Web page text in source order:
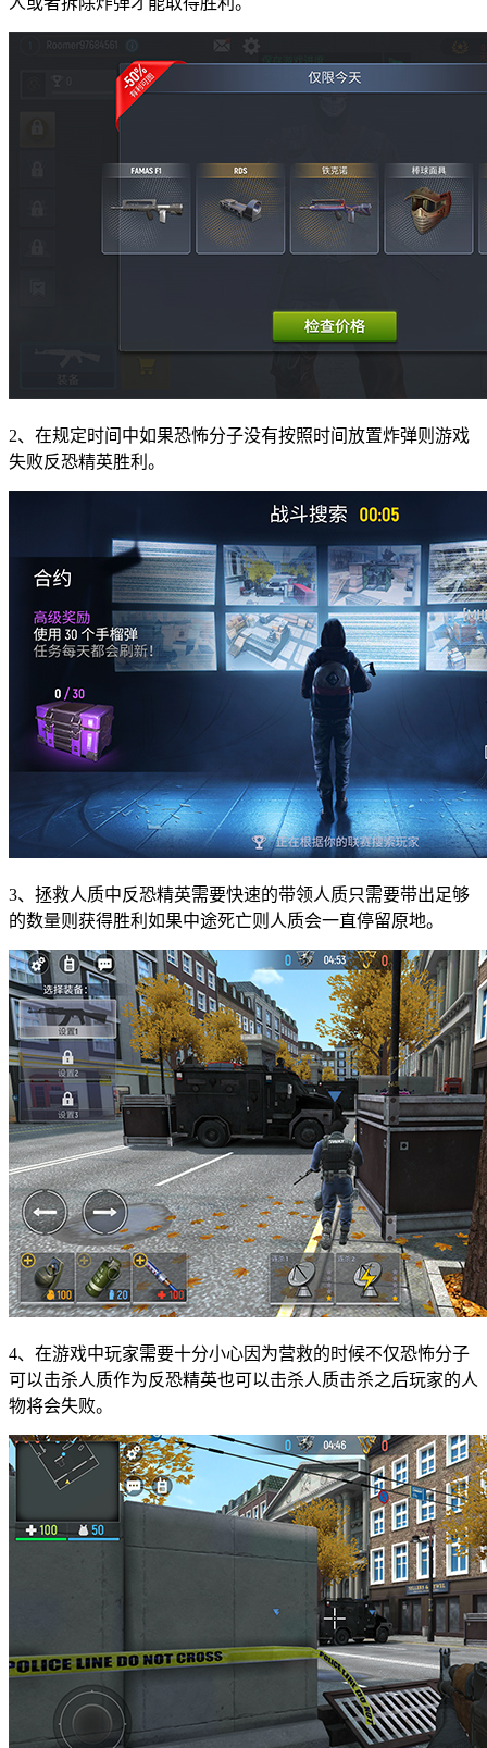
2、在规定时间中如果恐怖分子没有按照时间放置炸弹则游戏
失败反恐精英胜利。
3、拯救人质中反恐精英需要快速的带领人质只需要带出足够
的数量则获得胜利如果中途死亡则人质会一直停留原地。
4、在游戏中玩家需要十分小心因为营救的时候不仅恐怖分子
可以击杀人质作为反恐精英也可以击杀人质击杀之后玩家的人
物将会失败。